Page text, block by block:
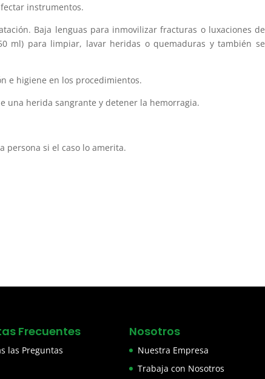
instrumentos.
Baja lenguas para inmovilizar fracturas o luxaciones de
ml) para limpiar, lavar heridas o quemaduras y también se
e higiene en los procedimientos.
una herida sangrante y detener la hemorragia.
persona si el caso lo amerita.
Frecuentes
las Preguntas
Nosotros
Nuestra Empresa
Trabaja con Nosotros